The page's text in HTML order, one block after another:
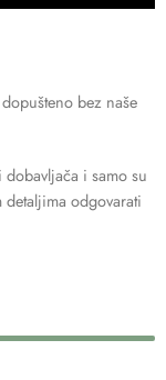
bez naše
i samo su
odgovarati